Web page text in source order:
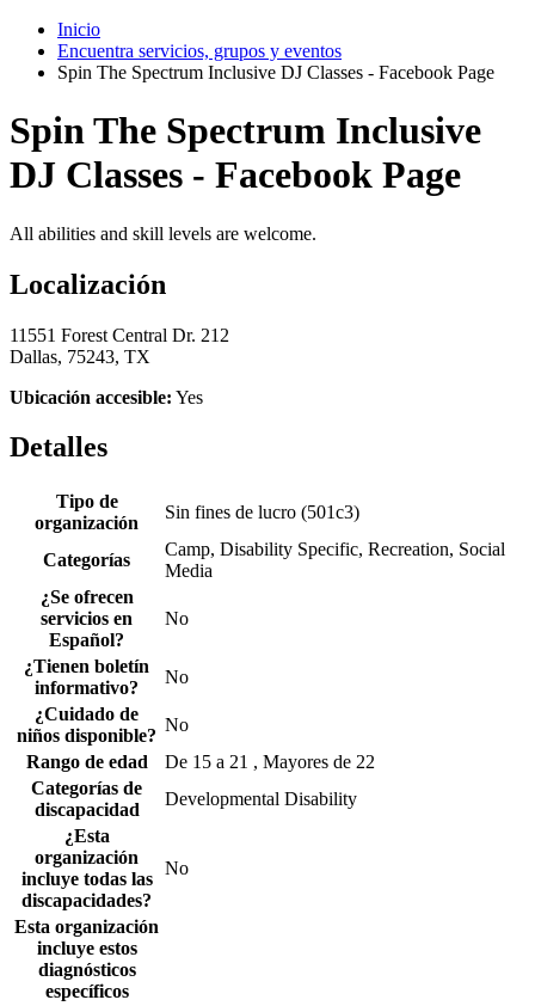
Inicio
Encuentra servicios, grupos y eventos
Spin The Spectrum Inclusive DJ Classes - Facebook Page
Spin The Spectrum Inclusive
DJ Classes - Facebook Page
All abilities and skill levels are welcome.
Localización
11551 Forest Central Dr. 212
Dallas, 75243, TX
Ubicación accesible: Yes
Detalles
Tipo de
organización
Sin fines de lucro (501c3)
Categorías
Camp, Disability Specific, Recreation, Social
Media
¿Se ofrecen
servicios en
Español?
No
¿Tienen boletín
informativo?
No
¿Cuidado de
niños disponible?
No
Rango de edad
De 15 a 21 , Mayores de 22
Categorías de
discapacidad
Developmental Disability
¿Esta
organización
incluye todas las
discapacidades?
No
Esta organización
incluye estos
diagnósticos
específicos